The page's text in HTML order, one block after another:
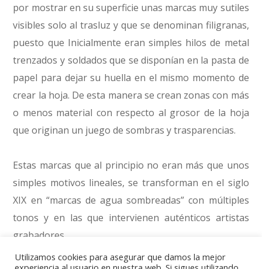
por mostrar en su superficie unas marcas muy sutiles
visibles solo al trasluz y que se denominan filigranas,
puesto que Inicialmente eran simples hilos de metal
trenzados y soldados que se disponían en la pasta de
papel para dejar su huella en el mismo momento de
crear la hoja. De esta manera se crean zonas con más
o menos material con respecto al grosor de la hoja
que originan un juego de sombras y trasparencias.
Estas marcas que al principio no eran más que unos
simples motivos lineales, se transforman en el siglo
XIX en “marcas de agua sombreadas” con múltiples
tonos y en las que intervienen auténticos artistas
grabadores.
Utilizamos cookies para asegurar que damos la mejor